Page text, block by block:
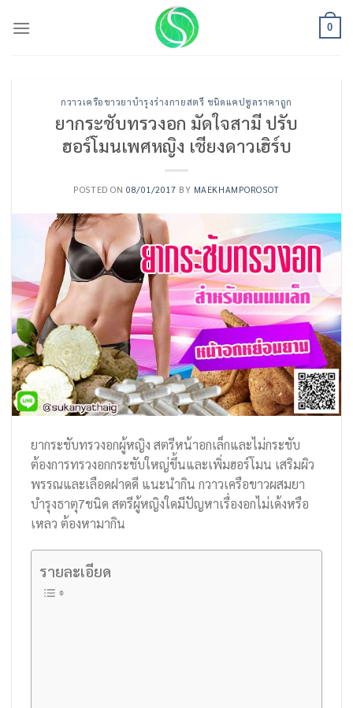
0
กวาวเครือขาวยาบำรุงร่างกายสตรี ชนิดแคปซูลราคาถูก
ยากระชับทรวงอก มัดใจสามี ปรับ
ฮอร์โมนเพศหญิง เชียงดาวเฮิร์บ
POSTED ON 08/01/2017 BY MAEKHAMPOROSOT
ยากระชับทรวงอกผู้หญิง สตรีหน้าอกเล็กและไม่กระชับ
ต้องการทรวงอกกระชับใหญ่ขึ้นและเพิ่มฮอร์โมน เสริมผิว
พรรณและเลือดฝาดดี แนะนำกิน กวาวเครือขาวผสมยา
บำรุงธาตุ7ชนิด สตรีผู้หญิงใดมีปัญหาเรื่องอกไม่เด้งหรือ
เหลว ต้องหามากิน
รายละเอียด